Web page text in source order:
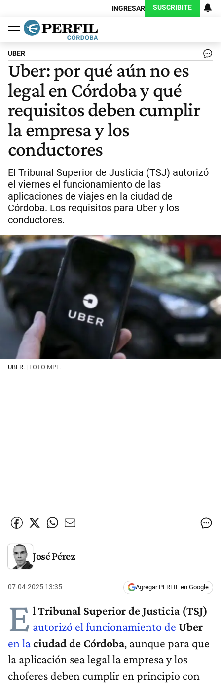
INGRESAR SUSCRIBITE
Política
Economía
Judiciales
Sociedad
Cultura
Espectáculos
Deportes
Protagonistas
UBER
Uber: por qué aún no es
legal en Córdoba y qué
requisitos deben cumplir
la empresa y los
conductores
El Tribunal Superior de Justicia (TSJ) autorizó
el viernes el funcionamiento de las
aplicaciones de viajes en la ciudad de
Córdoba. Los requisitos para Uber y los
conductores.
UBER. | FOTO MPF.
José Pérez
07-04-2025 13:35 Agregar PERFIL en Google
E l Tribunal Superior de Justicia (TSJ)
autorizó el funcionamiento de Uber
en laciudad de Córdoba, aunque para que
la aplicación sea legal la empresa y los
choferes deben cumplir en principio con